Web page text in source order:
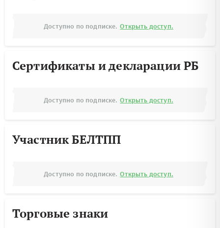
Доступно по подписке. Открыть доступ.
Сертификаты и декларации РБ
Доступно по подписке. Открыть доступ.
Участник БЕЛТПП
Доступно по подписке. Открыть доступ.
Торговые знаки